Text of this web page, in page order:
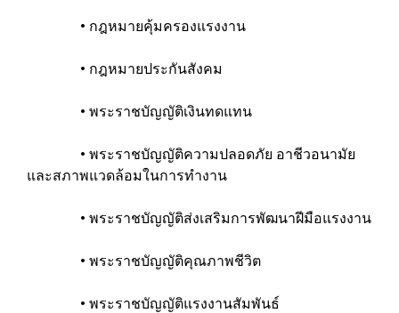
• กฎหมายคุ้มครองแรงงาน
• กฎหมายประกันสังคม
• พระราชบัญญัติเงินทดแทน
• พระราชบัญญัติความปลอดภัย อาชีวอนามัย
และสภาพแวดล้อมในการทำงาน
• พระราชบัญญัติส่งเสริมการพัฒนาฝีมือแรงงาน
• พระราชบัญญัติคุณภาพชีวิต
• พระราชบัญญัติแรงงานสัมพันธ์